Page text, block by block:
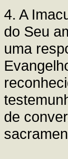
4. A
do Seu
uma
de